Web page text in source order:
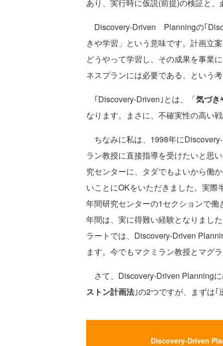
あり、実行時に仮説(前提)の検証と、
Discovery-Driven Planningの｢
きや学習」という意味です。計画立
どうやって学習し、その成果を事業
ネスプランには必要である、という考
｢Discovery-Driven｣とは、「気づき
なります。まさに、不確実性の高い
ちなみに私は、1998年に
ラン教授に直接指導を受けたいと思
究センターに、タダでもよいから働
いことにOKをいただきました。実
年間研究センターの1セクションで
年間は、実に得難い経験となりまし
ラートでは、Discovery-Driven
ます。今でもマクミラン教授とマグ
さて、Discovery-Driven Planning
ストン計画法｣の2つですが、まずは｢
Discovery-Driven